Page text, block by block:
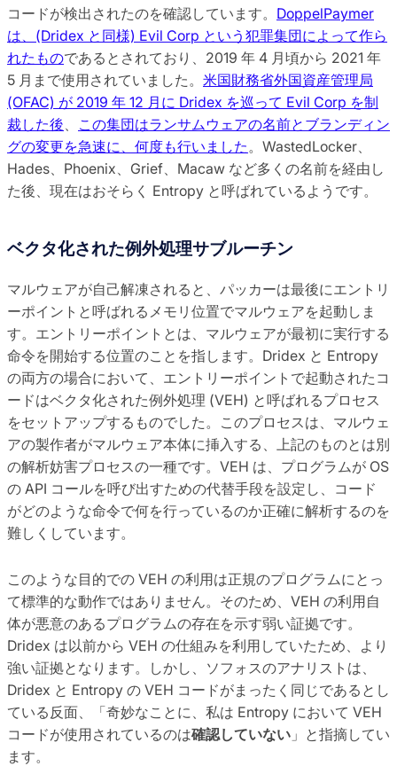
コードが検出されたのを確認しています。 DoppelPaymer
は、(Dridex と同様) Evil Corp という犯罪集団によって作ら
れたものであるとされており、2019 年 4 月頃から 2021 年
5 月まで使用されていました。 米国財務省外国資産管理局
(OFAC) が 2019 年 12 月に Dridex を巡って Evil Corp を制
裁した後
この集団はランサムウェアの名前とブランディン
グの変更を急速に、何度も行いました 。WastedLocker、
Hades、Phoenix、Grief、Macaw など多くの名前を経由し
た後、現在はおそらく Entropy と呼ばれているようです。
ベクタ化された例外処理サブルーチン
マルウェアが自己解凍されると、パッカーは最後にエントリ
ーポイントと呼ばれるメモリ位置でマルウェアを起動しま
す。エントリーポイントとは、マルウェアが最初に実行する
命令を開始する位置のことを指します。Dridex と Entropy
の両方の場合において、エントリーポイントで起動されたコ
ードはベクタ化された例外処理 (VEH) と呼ばれるプロセス
をセットアップするものでした。このプロセスは、マルウェ
アの製作者がマルウェア本体に挿入する、上記のものとは別
の解析妨害プロセスの一種です。VEH は、プログラムが OS
の API コールを呼び出すための代替手段を設定し、コード
がどのような命令で何を行っているのか正確に解析するのを
難しくしています。
このような目的での VEH の利用は正規のプログラムにとっ
て標準的な動作ではありません。そのため、VEH の利用自
体が悪意のあるプログラムの存在を示す弱い証拠です。
Dridex は以前から VEH の仕組みを利用していたため、より
強い証拠となります。しかし、ソフォスのアナリストは、
Dridex と Entropy の VEH コードがまったく同じであるとし
ている反面、「奇妙なことに、私は Entropy において VEH
コードが使用されているのは確認していない 」と指摘してい
ます。